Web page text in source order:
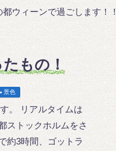
ウィーンで過ごします！！
もの！
景色
。 リアルタイムは
ストックホルムをさ
約3時間、ゴットラ